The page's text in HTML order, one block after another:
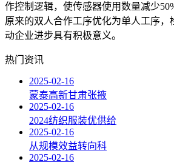
作控制逻辑，使传感器使用数量减少
原来的双人合作工序优化为单人工序
动企业进步具有积极意义。
热门资讯
2025-02-16
蒙泰高新甘肃张掖
2025-02-16
2024纺织服装优供给
2025-02-16
从规模效益转向科
2025-02-16